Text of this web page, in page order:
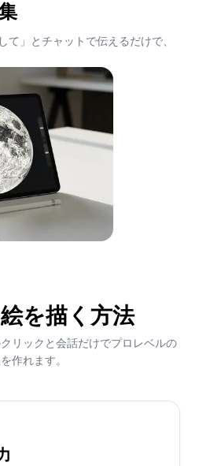
て」とチャットで伝えるだけで、
を描く方法
リックと会話だけでプロレベルの
作れます。